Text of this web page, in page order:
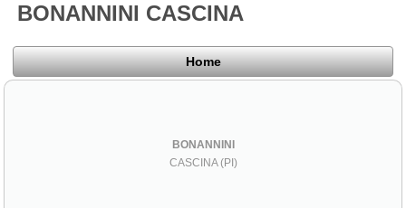
BONANNINI CASCINA
Home
BONANNINI
CASCINA (PI)